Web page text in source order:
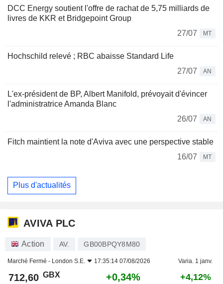
DCC Energy soutient l'offre de rachat de 5,75 milliards de
livres de KKR et Bridgepoint Group
27/07
MT
Hochschild relevé ; RBC abaisse Standard Life
27/07
AN
L'ex-président de BP, Albert Manifold, prévoyait d'évincer
l'administratrice Amanda Blanc
26/07
AN
Fitch maintient la note d'Aviva avec une perspective stable
16/07
MT
Plus d'actualités
AVIVA PLC
Action AV. GB00BPQY8M80
Marché Fermé - London S.E. 17:35:14 07/08/2026 Varia. 1 janv.
712,60 GBX +0,34% +4,12%